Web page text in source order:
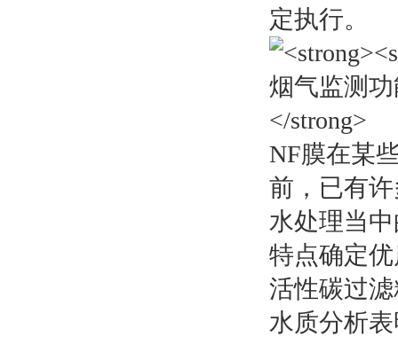
定执行。
NF膜在某
前，已有
水处理当
特点确定
活性碳过
水质分析